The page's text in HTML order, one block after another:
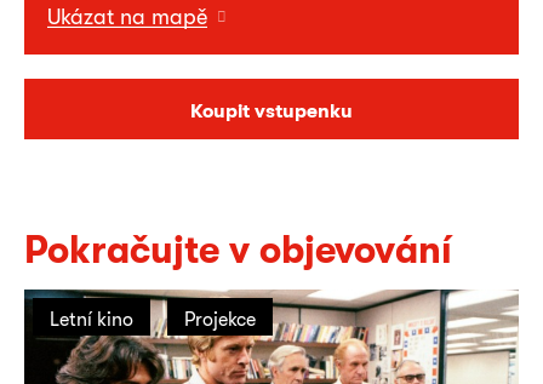
Ukázat na mapě
Koupit vstupenku
Pokračujte v objevování
Letní kino Projekce